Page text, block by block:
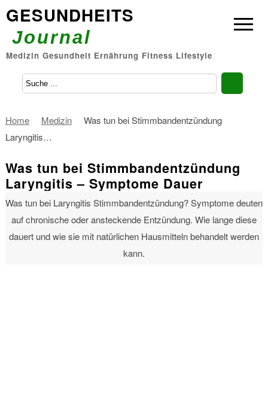
GESUNDHEITS
Journal
Medizin Gesundheit Ernährung Fitness Lifestyle
Home Medizin
Was tun bei Stimmbandentzündung
Laryngitis…
Was tun bei Stimmbandentzündung
Laryngitis – Symptome Dauer
Behandlung mit Hausmitteln
7. Juli 2023
Was tun bei Laryngitis Stimmbandentzündung? Symptome deuten
auf chronische oder ansteckende Entzündung. Wie lange diese
dauert und wie sie mit natürlichen Hausmitteln behandelt werden
kann.